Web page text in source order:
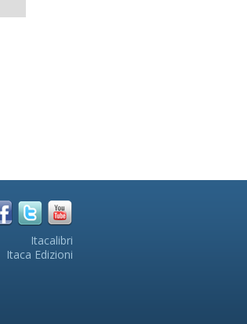
Itacalibri
Itaca Edizioni